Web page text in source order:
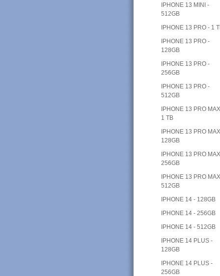
IPHONE 13 MINI -
512GB
IPHONE 13 PRO - 1
IPHONE 13 PRO -
128GB
IPHONE 13 PRO -
256GB
IPHONE 13 PRO -
512GB
IPHONE 13 PRO
1 TB
IPHONE 13 PRO
128GB
IPHONE 13 PRO
256GB
IPHONE 13 PRO
512GB
IPHONE 14 - 128GB
IPHONE 14 - 256GB
IPHONE 14 - 512GB
IPHONE 14 PLUS -
128GB
IPHONE 14 PLUS -
256GB